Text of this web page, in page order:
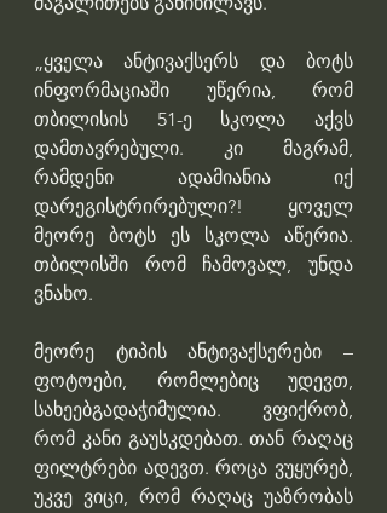
„ყველა ანტივაქსერს და ბოტს
ინფორმაციაში უწერია, რომ
თბილისის 51-ე სკოლა აქვს
დამთავრებული. კი მაგრამ,
რამდენი ადამიანია იქ
დარეგისტრირებული?! ყოველ
მეორე ბოტს ეს სკოლა აწერია.
თბილისში რომ ჩამოვალ, უნდა
ვნახო.
მეორე ტიპის ანტივაქსერები –
ფოტოები, რომლებიც უდევთ,
სახეებგადაჭიმულია. ვფიქრობ,
რომ კანი გაუსკდებათ. თან რაღაც
ფილტრები ადევთ. როცა ვუყურებ,
უკვე ვიცი, რომ რაღაც უაზრობას